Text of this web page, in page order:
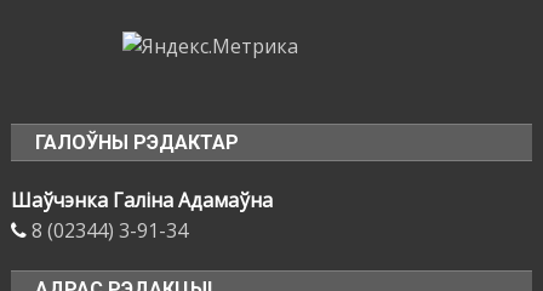
ГАЛОЎНЫ РЭДАКТАР
Шаўчэнка Галіна Адамаўна
8 (02344) 3-91-34